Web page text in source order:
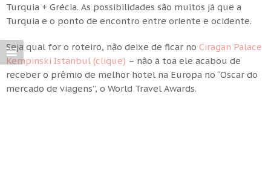
Turquia + Grécia. As possibilidades são muitos já que a
Turquia e o ponto de encontro entre oriente e ocidente.
Seja qual for o roteiro, não deixe de ficar no Ciragan Palace
Kempinski Istanbul (clique) – não à toa ele acabou de
receber o prêmio de melhor hotel na Europa no “Oscar do
mercado de viagens”, o World Travel Awards.